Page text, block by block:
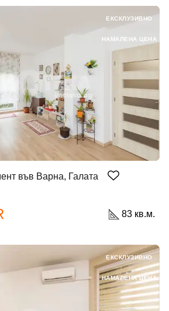
във Варна, Галата
83 кв.м.
ЕКСКЛУЗИВНО
НАМАЛЕНА ЦЕНА
ЕКСКЛУЗИВНО
НАМАЛЕНА ЦЕНА